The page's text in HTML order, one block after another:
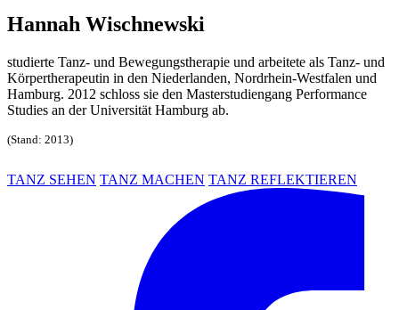
Hannah Wischnewski
studierte Tanz- und Bewegungstherapie und arbeitete als Tanz- und
Körpertherapeutin in den Niederlanden, Nordrhein-Westfalen und
Hamburg. 2012 schloss sie den Masterstudiengang Performance
Studies an der Universität Hamburg ab.
(Stand: 2013)
TANZ SEHEN TANZ MACHEN TANZ REFLEKTIEREN